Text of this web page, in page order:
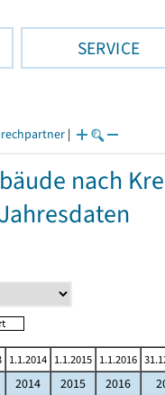
SERVICE
|
nach
1.1.2014 1.1.2015 1.1.2016
2014 2015 2016